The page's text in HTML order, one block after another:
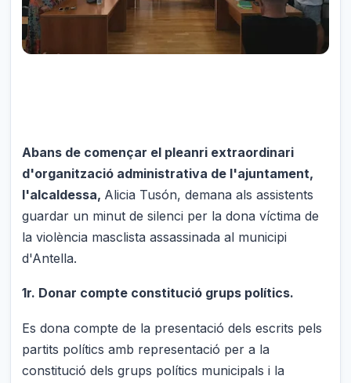
Abans de començar el pleanri extraordinari
d'organització administrativa de l'ajuntament,
l'alcaldessa, Alicia Tusón, demana als assistents
guardar un minut de silenci per la dona víctima de
la violència masclista assassinada al municipi
d'Antella.
1r. Donar compte constitució grups polítics.
Es dona compte de la presentació dels escrits pels
partits polítics amb representació per a la
constitució dels grups polítics municipals i la